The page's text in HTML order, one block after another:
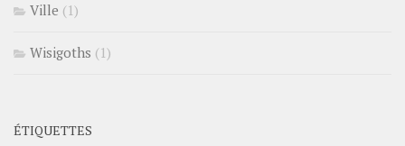
Ville (1)
Wisigoths (1)
ÉTIQUETTES